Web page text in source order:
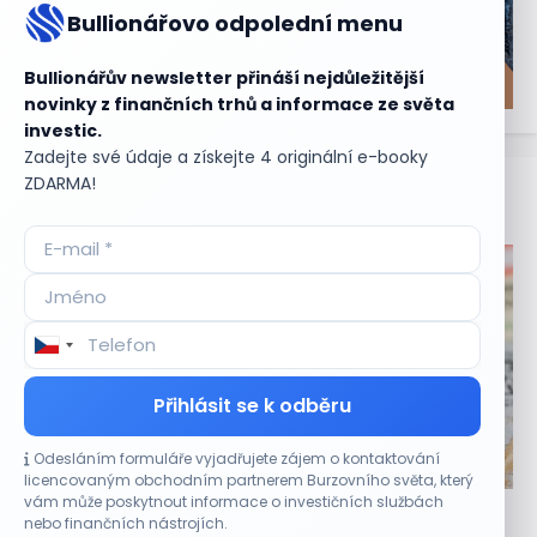
Bullionářovo odpolední menu
Bullionářův newsletter přináší nejdůležitější
novinky z finančních trhů a informace ze světa
investic.
Zadejte své údaje a získejte 4 originální e-booky
ZDARMA!
Přihlásit se k odběru
Odesláním formuláře vyjadřujete zájem o kontaktování
licencovaným obchodním partnerem Burzovního světa, který
vám může poskytnout informace o investičních službách
nebo finančních nástrojích.
Aktuální
CO HÝBE TRHEM
Optimismus investorů podle Bank of America